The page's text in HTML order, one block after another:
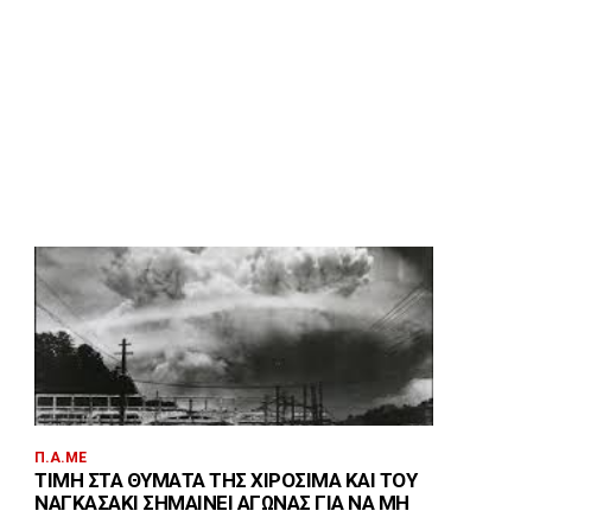
Π.Α.ΜΕ
ΤΙΜΉ ΣΤΑ ΘΎΜΑΤΑ ΤΗΣ ΧΙΡΟΣΊΜΑ ΚΑΙ ΤΟΥ
ΝΑΓΚΑΣΆΚΙ ΣΗΜΑΊΝΕΙ ΑΓΏΝΑΣ ΓΙΑ ΝΑ ΜΗ